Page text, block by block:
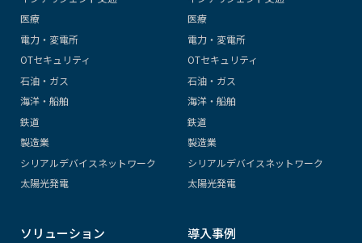
医療
電力・変電所
OTセキュリティ
石油・ガス
海洋・船舶
鉄道
製造業
シリアルデバイスネットワーク
太陽光発電
医療
電力・変電所
OTセキュリティ
石油・ガス
海洋・船舶
鉄道
製造業
シリアルデバイスネットワーク
太陽光発電
ソリューション 導入事例